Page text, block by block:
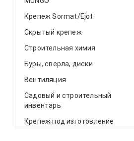
Крепеж Sormat/Ejot
Скрытый крепеж
Строительная химия
Буры, сверла, диски
Вентиляция
Садовый и строительный
инвентарь
Крепеж под изготовление